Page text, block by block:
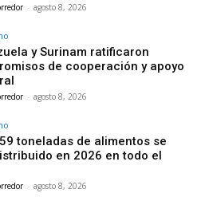
- agosto 8, 2026
y Surinam ratificaron
de cooperación y apoyo
- agosto 8, 2026
toneladas de alimentos se
en 2026 en todo el
- agosto 8, 2026